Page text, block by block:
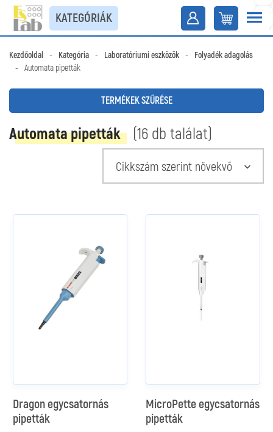
KATEGÓRIÁK
Kezdőoldal - Kategória - Laboratóriumi eszközök -
Folyadék adagolás
-
Automata pipetták
TERMÉKEK SZŰRÉSE
Automata pipetták (16 db találat)
Cikkszám szerint növekvő
Dragon egycsatornás
pipetták
MicroPette egycsatornás
pipetták